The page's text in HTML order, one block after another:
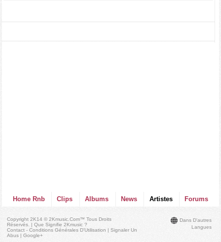
Home Rnb Clips Albums News Artistes Forums
Dans D'autres
Langues
Copyright 2K14 © 2Kmusic.com™Tous Droits
Réservés . |Que Signifie 2Kmusic ?
Contact - Conditions Générales D'Utilisation |Signaler Un
Abus |Google+